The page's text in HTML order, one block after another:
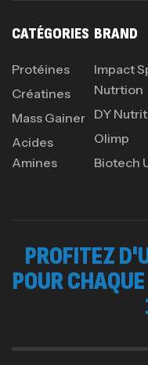
CATÉGORIES
Protéines
Créatines
Mass Gainer
Acides
Amines
BRAND
Impact
Nutrtion
DY
Olimp
Biotech
PROFITEZ
POUR